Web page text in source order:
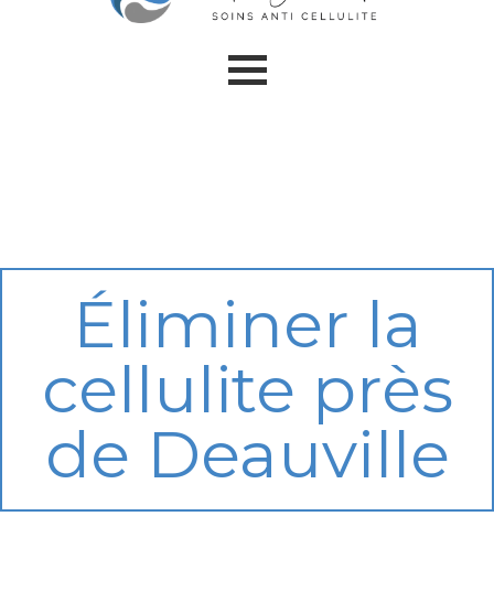
Éliminer la
cellulite près
de Deauville